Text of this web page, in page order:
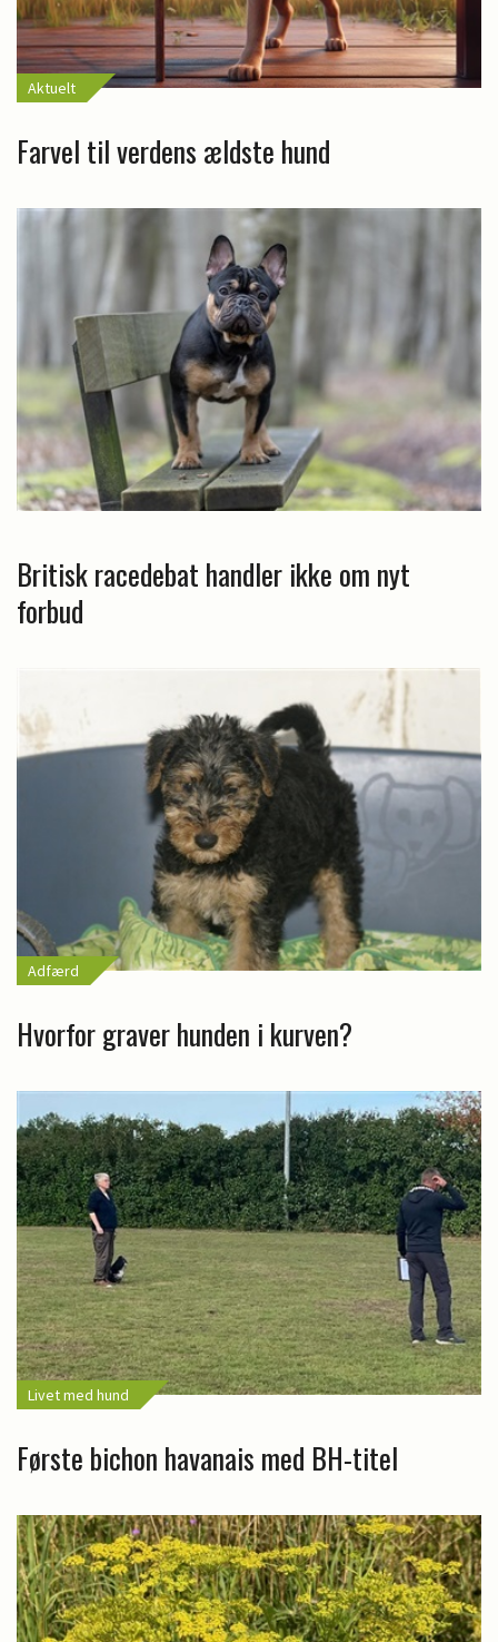
Aktuelt
Farvel til verdens ældste hund
Britisk racedebat handler ikke om nyt
forbud
Adfærd
Hvorfor graver hunden i kurven?
Livet med hund
Første bichon havanais med BH-titel